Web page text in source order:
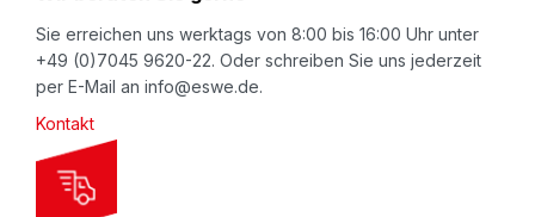
w
s
e
t
Sie erreichen uns werktags von 8:00 bis 16:00 Uhr unter
+49 (0)7045 9620-22. Oder schreiben Sie uns jederzeit
per E-Mail an info@eswe.de.
Kontakt